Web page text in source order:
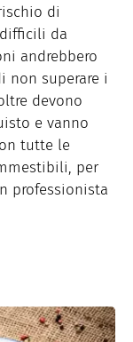
di
da
andrebbero
non superare i
devono
e vanno
tutte le
per
professionista